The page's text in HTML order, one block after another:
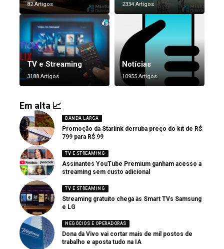
82 Artigos 2334 Artigos
TV e Streaming
3188 Artigos
Notícias
10955 Artigos
Em alta 📈
BANDA LARGA
Promoção da Starlink derruba preço do kit de R$
799 para R$ 99
TV E STREAMING
Assinantes YouTube Premium ganham acesso a
streaming sem custo adicional
TV E STREAMING
Streaming gratuito chega às Smart TVs Samsung
e LG
NEGÓCIOS E OPERADORAS
Dona da Vivo vai cortar mais de mil postos de
trabalho e aposta tudo na IA